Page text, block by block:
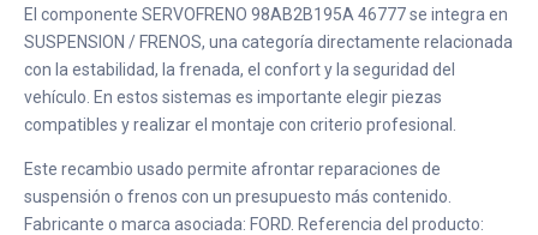
El componente SERVOFRENO 98AB2B195A 46777 se integra en
SUSPENSION / FRENOS, una categoría directamente relacionada
con la estabilidad, la frenada, el confort y la seguridad del
vehículo. En estos sistemas es importante elegir piezas
compatibles y realizar el montaje con criterio profesional.
Este recambio usado permite afrontar reparaciones de
suspensión o frenos con un presupuesto más contenido.
Fabricante o marca asociada: FORD. Referencia del producto: